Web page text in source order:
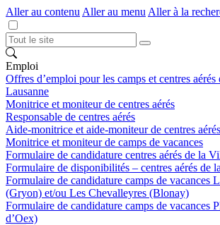
Aller au contenu Aller au menu Aller à la
Emploi
Offres d’emploi pour les camps et centres
Lausanne
Monitrice et moniteur de centres aérés
Responsable de centres aérés
Aide-monitrice et aide-moniteur de centres aérés
Monitrice et moniteur de camps de vacances
Formulaire de candidature centres aérés de la
Formulaire de disponibilités – centres aérés de
Formulaire de candidature camps de vacances
(Gryon) et/ou Les Chevalleyres (Blonay)
Formulaire de candidature camps de vacances
d’Oex)